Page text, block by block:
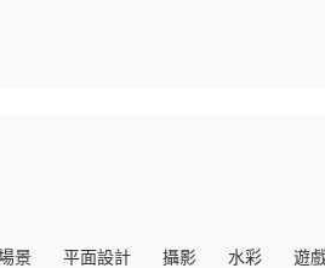
景 平面設計 攝影 水彩 遊